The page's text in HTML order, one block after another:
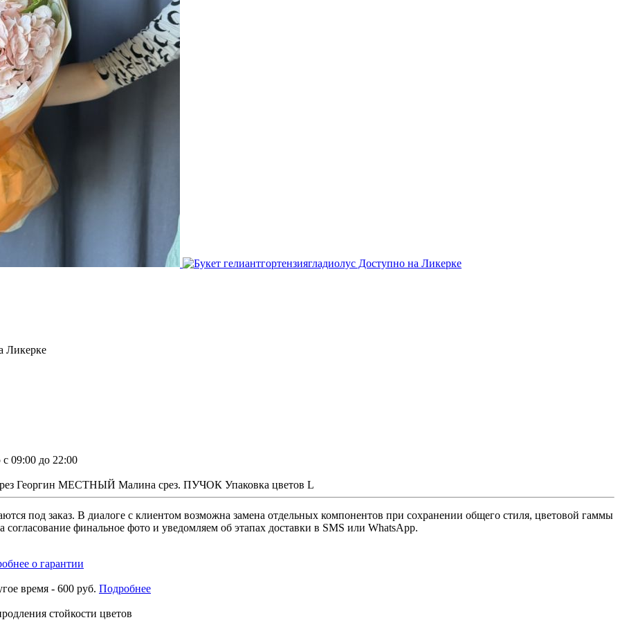
09:00 до 22:00
срез Георгин МЕСТНЫЙ Малина срез. ПУЧОК Упаковка цветов L
под заказ. В диалоге с клиентом возможна замена отдельных компонентов при сохранении общего стиля, цветовой гаммы
финальное фото и уведомляем об этапах доставки в SMS или WhatsApp.
о гарантии
время - 600 руб. Подробнее
стойкости цветов